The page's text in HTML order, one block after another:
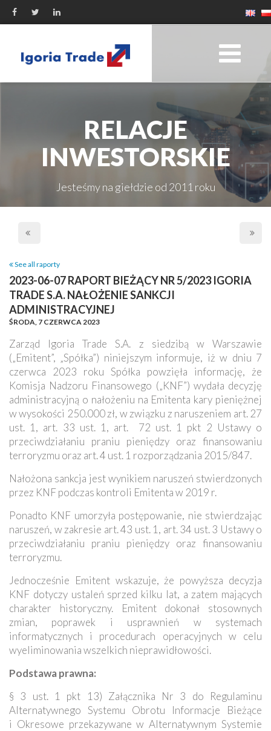
RELACJE
INWESTORSKIE
Jesteśmy na giełdzie od 2011 roku
See all raporty
2023-06-07 RAPORT BIEŻĄCY NR 5/2023 IGORIA
TRADE S.A. NAŁOŻENIE SANKCJI
ADMINISTRACYJNEJ
ŚRODA, 7 CZERWCA 2023
Zarząd Igoria Trade S.A. z siedzibą w Warszawie
(„Emitent”, „Spółka”) niniejszym informuje, iż w dniu 7
czerwca 2023 roku Spółka powzięła informację, że
Komisja Nadzoru Finansowego („KNF”) wydała decyzję
administracyjną o nałożeniu na Emitenta kary pieniężnej
w wysokości 250.000 zł, w związku z naruszeniem art. 27
ust. 1, art. 33 ust. 1, art. 72 ust. 1 pkt 2 Ustawy o
przeciwdziałaniu praniu pieniędzy oraz finansowaniu
terroryzmu oraz art. 4 ust. 1 rozporządzania 2015/847.
Nałożona sankcja jest wynikiem naruszeń stwierdzonych
przez KNF podczas kontroli Emitenta w 2019 r.
Ponadto KNF umorzyła postępowanie, nie stwierdzając
naruszeń, w zakresie art. 43 ust. 1, art. 34 ust. 3 Ustawy o
przeciwdziałaniu praniu pieniędzy oraz finansowaniu
terroryzmu.
Jednocześnie Emitent wskazuje, że powyższa decyzja
KNF dotyczy ustaleń sprzed kilku lat, a zatem mających
charakter historyczny. Emitent dokonał stosownych
zmian, poprawek i usprawnień w systemach
informatycznych i procedurach operacyjnych w celu
wyeliminowania wszelkich nieprawidłowości.
Podstawa prawna:
§ 3 ust. 1 pkt 13) Załącznika Nr 3 do Regulaminu
Alternatywnego Systemu Obrotu Informacje Bieżące
i Okresowe przekazywane w Alternatywnym Systemie